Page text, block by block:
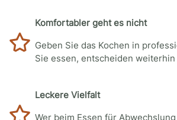
Komfortabler geht es nicht
Geben Sie das Kochen in
Sie essen, entscheiden
Leckere Vielfalt
Wer beim Essen für